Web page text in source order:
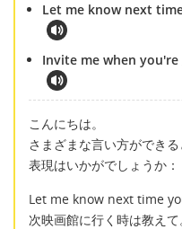
Let me know next
Invite me when
こんにちは。
さまざまな言い方ができ
表現はいかがでしょうか：
Let me know next time
次映画館に行く時は教えて